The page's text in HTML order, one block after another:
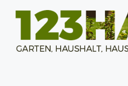
Inhalt